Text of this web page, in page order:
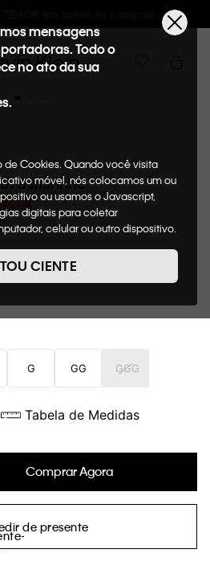
mensagens
Todo o
no ato da sua
de Cookies. Quando você visita
móvel, nós colocamos um ou
ou usamos o Javascript,
digitais para coletar
celular ou outro dispositivo.
quais cookies usaremos e quais
processamos os dados
Quando você visita nosso site,
sua solicitação específica para
sobre o nosso aviso de
CIENTE
Marinho
OFF
G GG GGG
Tabela de Medidas
Comprar Agora
de presente